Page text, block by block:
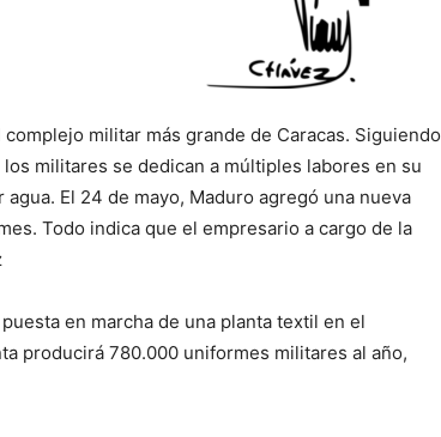
militar más grande de Caracas. Siguiendo
militares se dedican a múltiples labores en su
El 24 de mayo, Maduro agregó una nueva
Todo indica que el empresario a cargo de la
puesta en marcha de una planta textil en el
producirá 780.000 uniformes militares al año,